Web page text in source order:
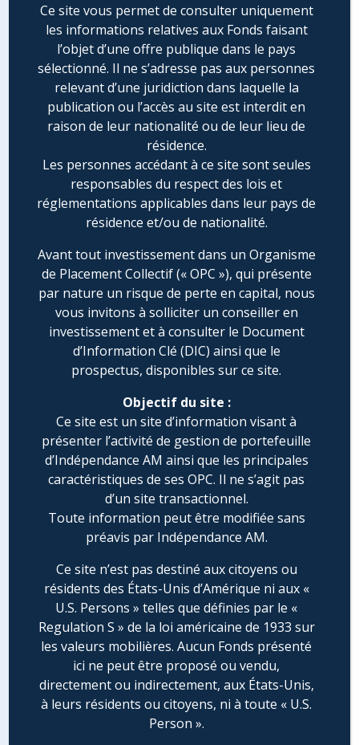
agilité, une croissance et des niveaux
d’investissement supérieurs à la moyenne.
En dépit de performances incontestables, ces
entreprises discrètes aux discours prudents
éveillent peu l’attention des investisseurs
attirés par ce qui brille. Leur valorisation reste
ainsi attractive pour les investisseurs de long
Nous admirons ces entreprises et nous en
partageons les valeurs.Notre liberté de
décision, notre éthique dans la sélection
de nos investissements, notre gestion
agile et notre rigueurnous réunissent
autour d’une méthode d’investissement
Quality Value. Elle nous engage auprès de nos
investisseurs.
La qualité d’une équipe à taille humaine se
manifeste enfin dans la proximité que celle-ci
entretient avec ses interlocuteurs.
Développer nos relations avec les
investisseurs et les chefs d’entreprises
entrepreneurial, notre expertise de
l’investissement et notre exigence.
Faire un pas de côté ne suffit pas, il faut savoir
regarder l’investissement différemment.
C’est l’une de nos certitudes les plus
absolues. C’est aussi notre force.
Small ispowerful
Ce site vous permet de consulter uniquement
les informations relatives aux Fonds faisant
l’objet d’une offre publique dans le pays
sélectionné. Il ne s’adresse pas aux personnes
relevant d’une juridiction dans laquelle la
publication ou l’accès au site est interdit en
raison de leur nationalité ou de leur lieu de
résidence.
Les personnes accédant à ce site sont seules
responsables du respect des lois et
réglementations applicables dans leur pays de
résidence et/ou de nationalité.
Avant tout investissement dans un Organisme
de Placement Collectif (« OPC »), qui présente
par nature un risque de perte en capital, nous
vous invitons à solliciter un conseiller en
investissement et à consulter le Document
d’Information Clé (DIC) ainsi que le
prospectus, disponibles sur ce site.
Objectif du site :
Ce site est un site d’information visant à
présenter l’activité de gestion de portefeuille
d’Indépendance AM ainsi que les principales
caractéristiques de ses OPC. Il ne s’agit pas
d’un site transactionnel.
Toute information peut être modifiée sans
préavis par Indépendance AM.
Ce site n’est pas destiné aux citoyens ou
résidents des États-Unis d’Amérique ni aux «
U.S. Persons » telles que définies par le «
Regulation S » de la loi américaine de 1933 sur
les valeurs mobilières. Aucun Fonds présenté
ici ne peut être proposé ou vendu,
directement ou indirectement, aux États-Unis,
à leurs résidents ou citoyens, ni à toute « U.S.
Person ».